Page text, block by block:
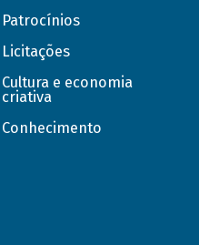
Patrocínios
Licitações
Cultura e economia
criativa
Conhecimento